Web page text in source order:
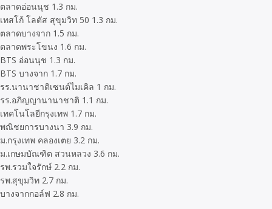
ตลาดอ่อนนุช 1.3 กม.
เทสโก้ โลตัส สุขุมวิท 50 1.3 กม.
ตลาดบางจาก 1.5 กม.
ตลาดพระโขนง 1.6 กม.
BTS อ่อนนุช 1.3 กม.
BTS บางจาก 1.7 กม.
รร.นานาชาติเซนต์ไมเคิล 1 กม.
รร.อภิญญานานาชาติ 1.1 กม.
เทคโนโลยีกรุงเทพ 1.7 กม.
พณิชยการบางนา 3.9 กม.
ม.กรุงเทพ คลองเตย 3.2 กม.
ม.เกษมบัณฑิต สวนหลวง 3.6 กม.
รพ.รวมใจรักษ์ 2.2 กม.
รพ.สุขุมวิท 2.7 กม.
บางจากกอล์ฟ 2.8 กม.